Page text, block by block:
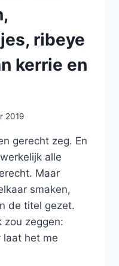
ribeye
kerrie en
2019
gerecht zeg. En
alle
Maar
smaken,
de titel gezet.
zou zeggen:
laat het me